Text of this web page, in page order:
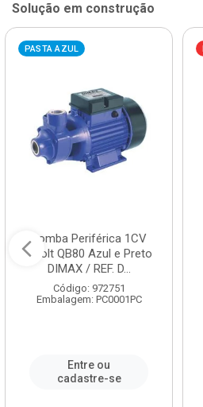
Solução em construção
PASTA AZUL
Bomba Periférica 1CV
Bivolt QB80 Azul e Preto
DIMAX / REF. D...
Código: 972751
Embalagem: PC0001PC
Entre ou
cadastre-se